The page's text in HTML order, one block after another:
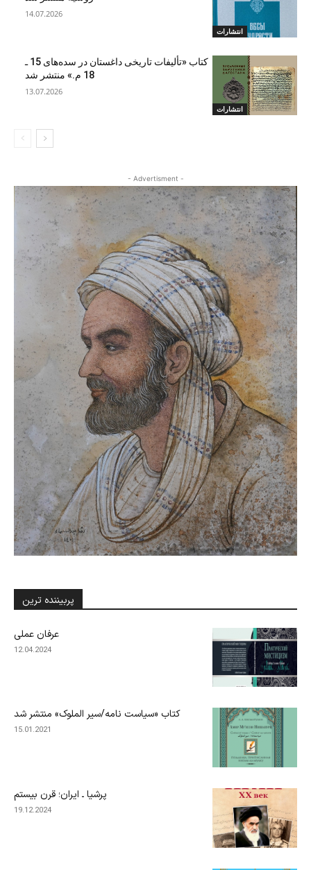
انتشارات
14.07.2026
انتشارات
کتاب «تألیفات تاریخی داغستان در سده‌های 15 ـ
18 م.» منتشر شد
13.07.2026
- Advertisment -
پربیننده ترین
عرفان عملی
12.04.2024
کتاب «سیاست نامه/سیر الملوک» منتشر شد
15.01.2021
پرشیا ـ ایران؛ قرن بیستم
19.12.2024